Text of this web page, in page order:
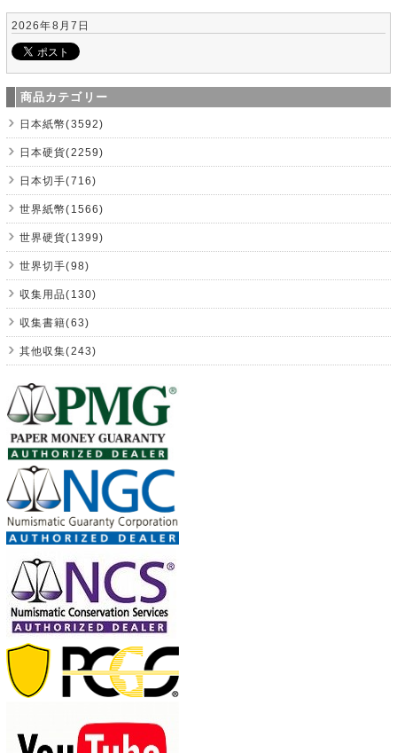
2026年8月7日
商品カテゴリー
日本紙幣(3592)
日本硬貨(2259)
日本切手(716)
世界紙幣(1566)
世界硬貨(1399)
世界切手(98)
収集用品(130)
収集書籍(63)
其他収集(243)